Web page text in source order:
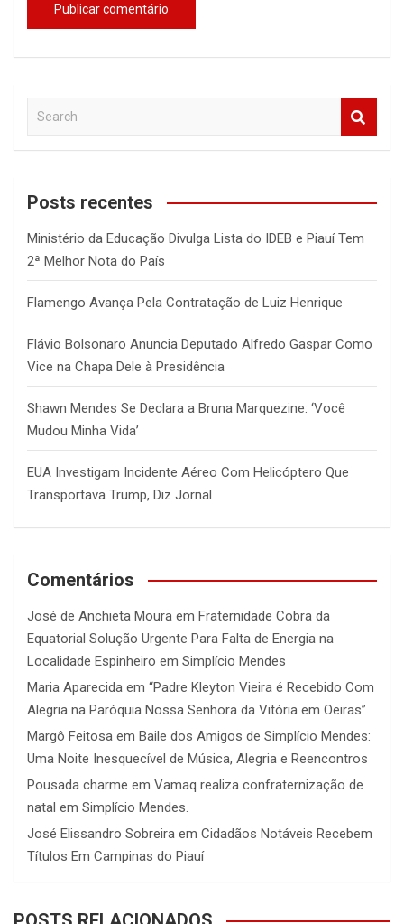
a
c
Posts recentes
Ministério da Educação Divulga Lista do IDEB e Piauí Tem
2ª Melhor Nota do País
Flamengo Avança Pela Contratação de Luiz Henrique
Flávio Bolsonaro Anuncia Deputado Alfredo Gaspar Como
Vice na Chapa Dele à Presidência
Shawn Mendes Se Declara a Bruna Marquezine: ‘Você
Mudou Minha Vida’
EUA Investigam Incidente Aéreo Com Helicóptero Que
Transportava Trump, Diz Jornal
Comentários
José de Anchieta Moura em Fraternidade Cobra da
Equatorial Solução Urgente Para Falta de Energia na
Localidade Espinheiro em Simplício Mendes
Maria Aparecida em “Padre Kleyton Vieira é Recebido Com
Alegria na Paróquia Nossa Senhora da Vitória em Oeiras”
Margô Feitosa em Baile dos Amigos de Simplício Mendes:
Uma Noite Inesquecível de Música, Alegria e Reencontros
Pousada charme em Vamaq realiza confraternização de
natal em Simplício Mendes.
José Elissandro Sobreira em Cidadãos Notáveis Recebem
Títulos Em Campinas do Piauí